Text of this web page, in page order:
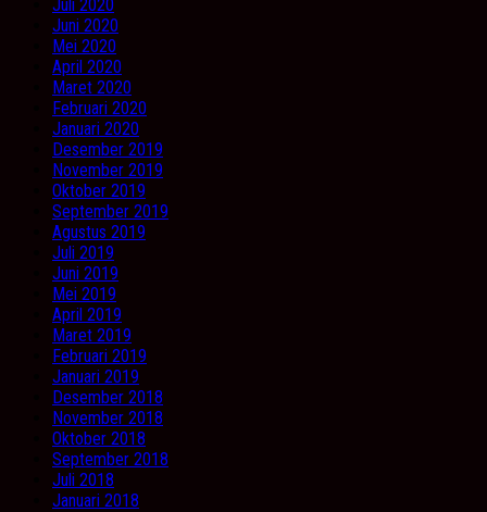
Juli 2020
Juni 2020
Mei 2020
April 2020
Maret 2020
Februari 2020
Januari 2020
Desember 2019
November 2019
Oktober 2019
September 2019
Agustus 2019
Juli 2019
Juni 2019
Mei 2019
April 2019
Maret 2019
Februari 2019
Januari 2019
Desember 2018
November 2018
Oktober 2018
September 2018
Juli 2018
Januari 2018